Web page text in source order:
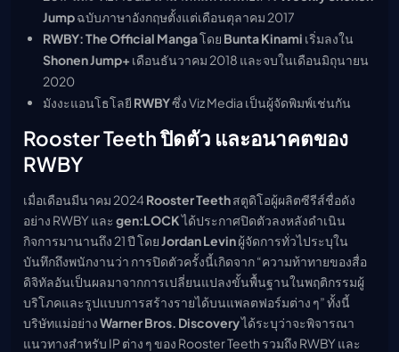
Jumpฉบับภาษาอังกฤษตั้งแต่เดือนตุลาคม 2017
RWBY: The Official Mangaโดย Bunta Kinami เริ่มลงใน
Shonen Jump+ เดือนธันวาคม 2018 และจบในเดือนมิถุนายน
2020
มังงะแอนโธโลยี RWBYซึ่ง Viz Media เป็นผู้จัดพิมพ์เช่นกัน
Rooster Teeth ปิดตัว และอนาคตของ
RWBY
เมื่อเดือนมีนาคม 2024 Rooster Teethสตูดิโอผู้ผลิตซีรีส์ชื่อดัง
อย่าง RWBY และ gen:LOCKได้ประกาศปิดตัวลงหลังดำเนิน
กิจการมานานถึง 21 ปี โดยJordan Levinผู้จัดการทั่วไประบุใน
บันทึกถึงพนักงานว่า การปิดตัวครั้งนี้เกิดจาก “ความท้าทายของสื่อ
ดิจิทัลอันเป็นผลมาจากการเปลี่ยนแปลงขั้นพื้นฐานในพฤติกรรมผู้
บริโภคและรูปแบบการสร้างรายได้บนแพลตฟอร์มต่าง ๆ” ทั้งนี้
บริษัทแม่อย่างWarner Bros. Discoveryได้ระบุว่าจะพิจารณา
แนวทางสำหรับ IP ต่าง ๆ ของ Rooster Teeth รวมถึง RWBY และ